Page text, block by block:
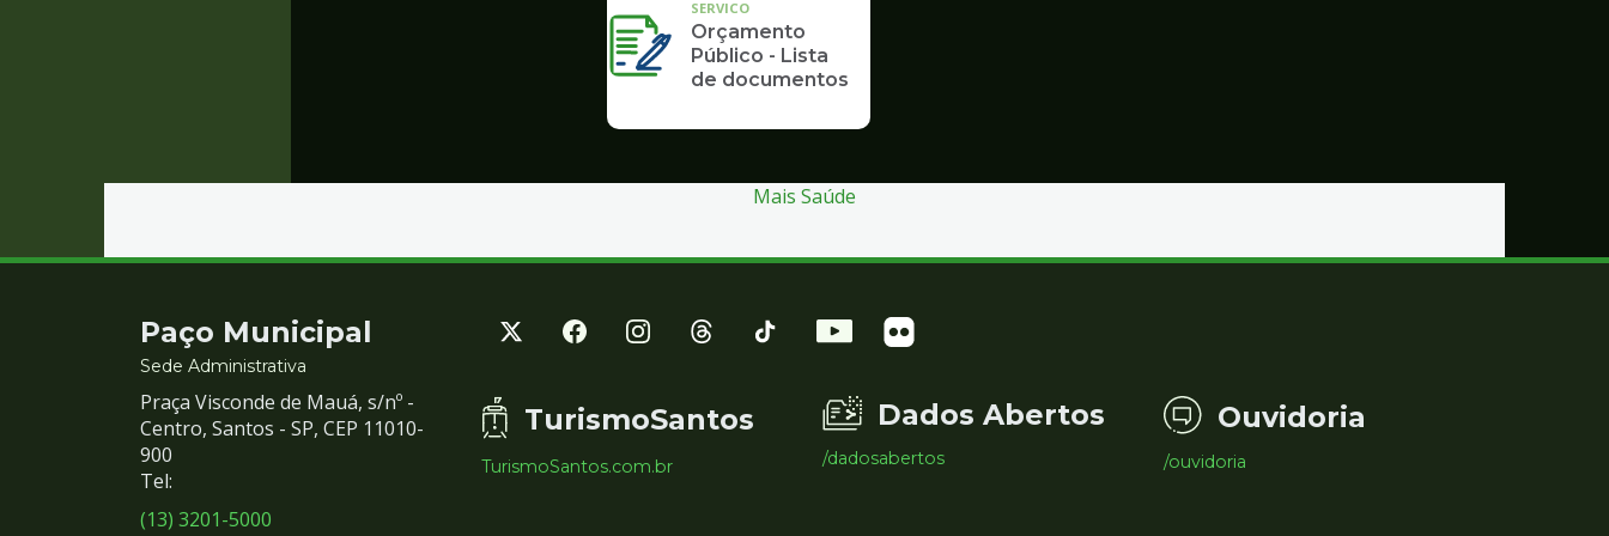
SERVICO
Orçamento
Público - Lista
de documentos
Mais Saúde
Contato
e
Redes
Sociais
Paço Municipal
Sede Administrativa
Praça Visconde de Mauá, s/nº -
Centro, Santos - SP, CEP 11010-
900
Tel:
(13) 3201-5000
TurismoSantos
TurismoSantos.com.br
Dados Abertos
/dadosabertos
Ouvidoria
/ouvidoria